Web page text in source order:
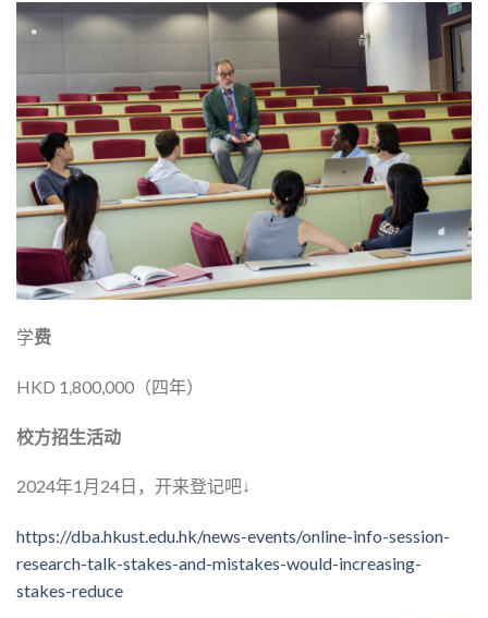
学费
HKD 1,800,000（四年）
校方招生活动
2024年1月24日，开来登记吧↓
https://dba.hkust.edu.hk/news-events/online-info-session-
research-talk-stakes-and-mistakes-would-increasing-
stakes-reduce